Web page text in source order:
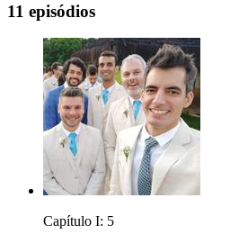
11 episódios
Capítulo I: 5